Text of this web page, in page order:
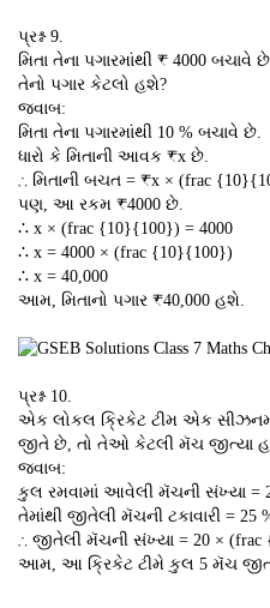
પ્રશ્ન 9.
મિતા તેના પગારમાંથી ₹ 4000 બચાવે
તેનો પગાર કેટલો હશે?
જવાબ:
મિતા તેના પગારમાંથી 10 % બચાવે છે.
ધારો કે મિતાની આવક ₹x છે.
∴ મિતાની બચત = ₹x × (frac
પણ, આ રકમ ₹4000 છે.
∴ x × (frac {10}{100}) = 4000
∴ x = 4000 × (frac {10}{100})
∴ x = 40,000
આમ, મિતાનો પગાર ₹40,000 હશે.
પ્રશ્ન 10.
એક લોકલ ક્રિકેટ ટીમ એક
જીતે છે, તો તેઓ કેટલી મૅચ જીત્યા
જવાબ:
કુલ રમવામાં આવેલી મૅચની સંખ્યા =
તેમાંથી જીતેલી મૅચની ટકાવારી = 25
∴ જીતેલી મૅચની સંખ્યા = 20 × (frac
આમ, આ ક્રિકેટ ટીમે કુલ 5 મૅચ